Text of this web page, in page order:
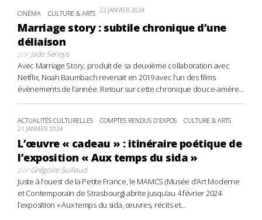
CINÉMA CULTURE & ARTS 22 JANVIER 2024
Marriage story : subtile chronique d’une
déliaison
parJade Serieys
Avec Marriage Story, produit de sa deuxième collaboration avec
Netflix, Noah Baumbach revenait en 2019 avec l’un des films
évènements de l’année. Retour sur cette chronique douce-amère...
ACTUALITÉS CULTURELLES COMPTES RENDUS D'EXPOS CULTURE & ARTS
21 JANVIER 2024
L’œuvre « cadeau » : itinéraire poétique de
l’exposition « Aux temps du sida »
parGrégoire Suillaud
Juste à l’ouest de la Petite France, le MAMCS (Musée d’Art Moderne
et Contemporain de Strasbourg) abrite jusqu’au 4 février 2024
l’exposition « Aux temps du sida, œuvres, récits et...